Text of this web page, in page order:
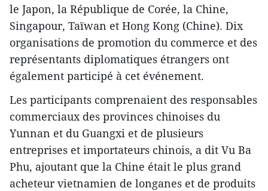
le Japon, la République de Corée, la Chine,
Singapour, Taïwan et Hong Kong (Chine). Dix
organisations de promotion du commerce et des
représentants diplomatiques étrangers ont
également participé à cet événement.
Les participants comprenaient des responsables
commerciaux des provinces chinoises du
Yunnan et du Guangxi et de plusieurs
entreprises et importateurs chinois, a dit Vu Ba
Phu, ajoutant que la Chine était le plus grand
acheteur vietnamien de longanes et de produits